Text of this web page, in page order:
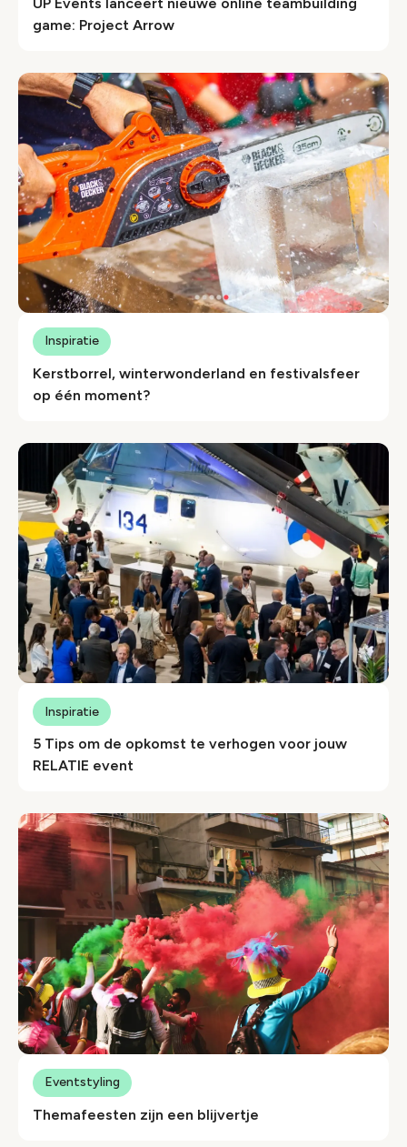
game: Project Arrow
Kerstborrel, winterwonderland en festivalsfeer
op één moment?
Inspiratie
5 Tips om de opkomst te verhogen voor jouw
RELATIE event
Inspiratie
Themafeesten zijn een blijvertje
Eventstyling